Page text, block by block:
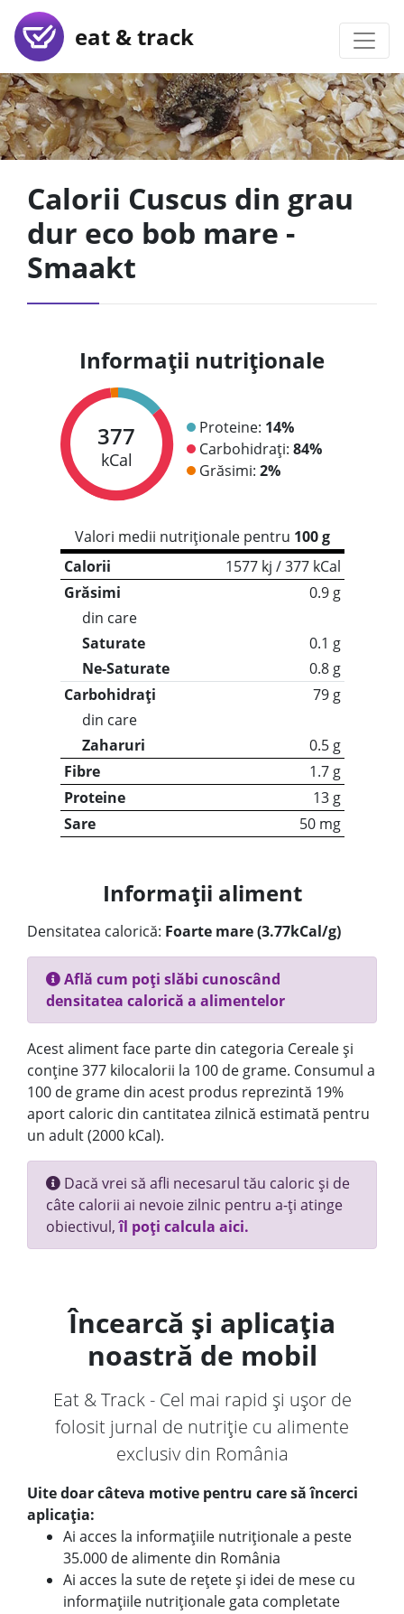
eat & track
Calorii Cuscus din grau
dur eco bob mare -
Smaakt
Informații nutriționale
377
kCal
Proteine: 14%
Carbohidrați: 84%
Grăsimi: 2%
Valori medii nutriționale pentru 100 g
Calorii
1577 kj / 377 kCal
Grăsimi
0.9 g
din care
Saturate
0.1 g
Ne-Saturate
0.8 g
Carbohidrați
79 g
din care
Zaharuri
0.5 g
Fibre
1.7 g
Proteine
13 g
Sare
50 mg
Informații aliment
Densitatea calorică: Foarte mare (3.77kCal/g)
Află cum poți slăbi cunoscând
densitatea calorică a alimentelor
Acest aliment face parte din categoria Cereale și
conține 377 kilocalorii la 100 de grame. Consumul a
100 de grame din acest produs reprezintă 19%
aport caloric din cantitatea zilnică estimată pentru
un adult (2000 kCal).
Dacă vrei să afli necesarul tău caloric și de
câte calorii ai nevoie zilnic pentru a-ți atinge
obiectivul,îl poți calcula aici.
Încearcă și aplicația
noastră de mobil
Eat & Track - Cel mai rapid și ușor de
folosit jurnal de nutriție cu alimente
exclusiv din România
Uite doar câteva motive pentru care să încerci
aplicația:
Ai acces la informațiile nutriționale a peste
35.000 de alimente din România
Ai acces la sute de rețete și idei de mese cu
informațiile nutriționale gata completate